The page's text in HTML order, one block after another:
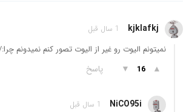
kjklafkj 1 سال قبل
نمیتونم الیوت رو غیر از الیوت تصور کنم نمیدونم
▲
16
▼ پاسخ
NiCO95i 1 سال قبل